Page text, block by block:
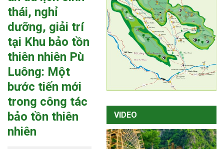
thái, nghỉ
dưỡng, giải trí
tại Khu bảo tồn
thiên nhiên Pù
Luông: Một
bước tiến mới
trong công tác
bảo tồn thiên
nhiên
VIDEO